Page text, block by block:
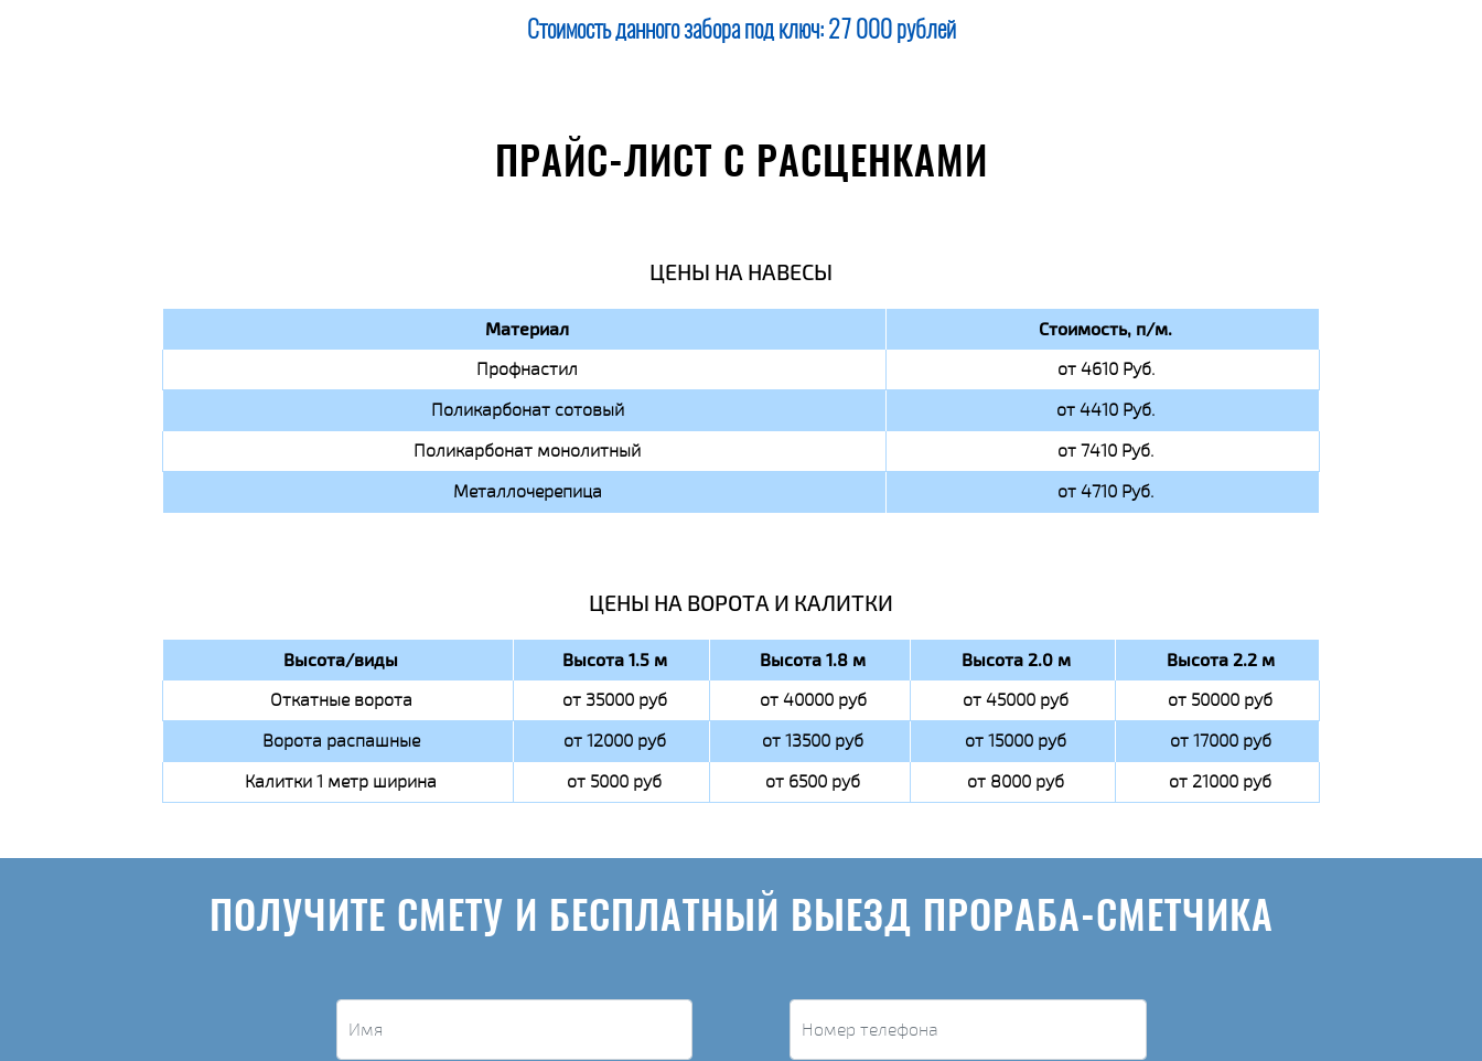
Стоимость данного забора под ключ: 27 000 рублей
ПРАЙС-ЛИСТ С РАСЦЕНКАМИ
ЦЕНЫ НА НАВЕСЫ
Материал Стоимость, п/м.
Профнастил
от 4610 Руб.
Поликарбонат сотовый
от 4410 Руб.
Поликарбонат монолитный
от 7410 Руб.
Металлочерепица
от 4710 Руб.
ЦЕНЫ НА ВОРОТА И КАЛИТКИ
Высота/виды Высота 1.5 м Высота 1.8 м Высота 2.0 м Высота 2.2 м
Откатные ворота от 35000 руб от 40000 руб от 45000 руб
от 50000 руб
Ворота распашные
от 12000 руб от 13500 руб от 15000 руб
от 17000 руб
Калитки 1 метр ширина
от 5000 руб от 6500 руб от 8000 руб от 21000 руб
ПОЛУЧИТЕ СМЕТУ И БЕСПЛАТНЫЙ ВЫЕЗД ПРОРАБА-СМЕТЧИКА